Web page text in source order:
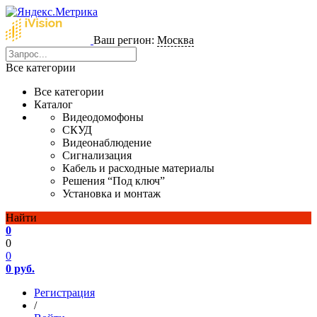
Ваш регион: Москва
Все категории
Все категории
Каталог
Видеодомофоны
СКУД
Видеонаблюдение
Сигнализация
Кабель и расходные материалы
Решения “Под ключ”
Установка и монтаж
Найти
0
0
0
0 руб.
Регистрация
/